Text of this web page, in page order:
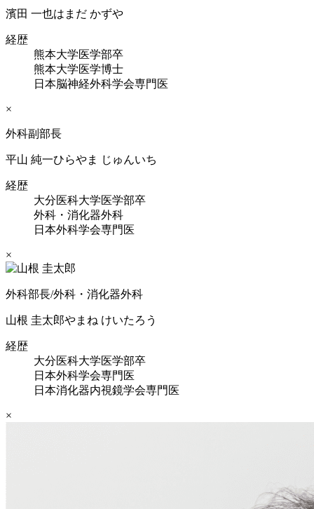
濱田 一也はまだ かずや
経歴
熊本大学医学部卒
熊本大学医学博士
日本脳神経外科学会専門医
×
外科副部長
平山 純一ひらやま じゅんいち
経歴
大分医科大学医学部卒
外科・消化器外科
日本外科学会専門医
×
外科部長/外科・消化器外科
山根 圭太郎やまね けいたろう
経歴
大分医科大学医学部卒
日本外科学会専門医
日本消化器内視鏡学会専門医
×